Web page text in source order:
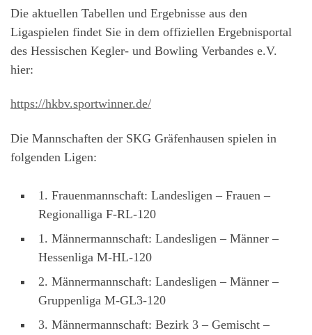
Die aktuellen Tabellen und Ergebnisse aus den
Ligaspielen findet Sie in dem offiziellen Ergebnisportal
des Hessischen Kegler- und Bowling Verbandes e.V.
hier:
https://hkbv.sportwinner.de/
Die Mannschaften der SKG Gräfenhausen spielen in
folgenden Ligen:
1. Frauenmannschaft: Landesligen – Frauen –
Regionalliga F-RL-120
1. Männermannschaft: Landesligen – Männer –
Hessenliga M-HL-120
2. Männermannschaft: Landesligen – Männer –
Gruppenliga M-GL3-120
3. Männermannschaft: Bezirk 3 – Gemischt –